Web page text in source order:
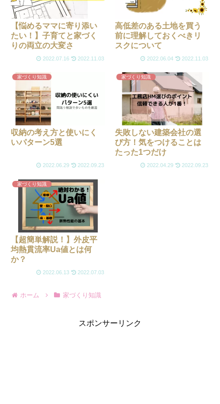
【悩めるママに寄り添い
たい！】子育てと家づく
りの両立の大変さ
2022.07.16 2022.11.03
高低差のある土地を買う
前に理解しておくべきリ
スクについて
2022.06.04 2022.11.03
家づくり知識
収納の考え方と使いにく
いパターン5選
2022.06.29 2022.09.23
家づくり知識
失敗しない建築会社の選
び方！気をつけることは
たった1つだけ
2022.04.29 2022.09.23
家づくり知識
【超簡単解説！】外皮平
均熱貫流率Ua値とは何
か？
2022.06.13 2022.07.03
ホーム 家づくり知識
スポンサーリンク